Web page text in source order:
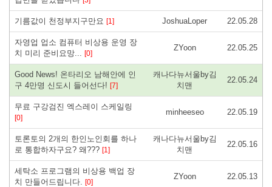
기름값이 천정부지구만요 [1] JoshuaLoper 22.05.28
자영업 업소 컴퓨터 비상용 운영 장
치 미리 준비요망... [0]
ZYoon 22.05.25
Good News! 온타리오 남해안에 인
구 4만명 신도시 들어선다! [7]
캐나다뉴서울by김
치맨
22.05.24
무료 구강검진 엑스레이 스케일링
[0]
minheeseo 22.05.19
토론토의 2개의 한인노인회를 하나
로 통합하자구요? 왜??? [1]
캐나다뉴서울by김
치맨
22.05.16
세탁소 프로그램의 비상용 백업 장
치 만들어드립니다. [0]
ZYoon 22.05.13